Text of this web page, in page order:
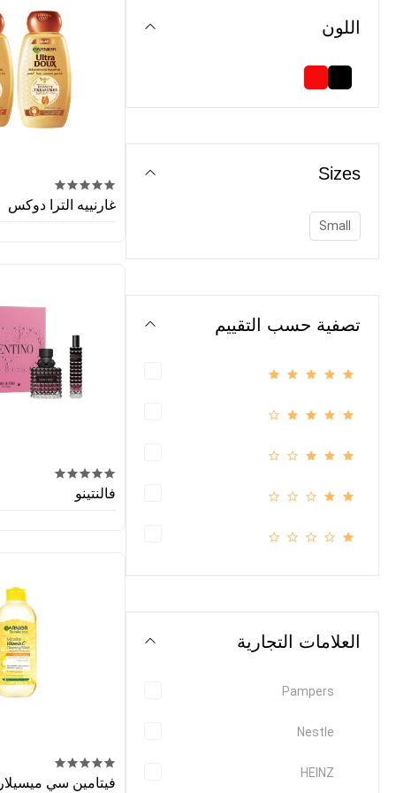
غارنييه الترا دوكس
فالنتينو
فيتامين سي ميسيلار
اللون
Sizes
Small
تصفية حسب التقييم
العلامات التجارية
Pampers
Nestle
HEINZ